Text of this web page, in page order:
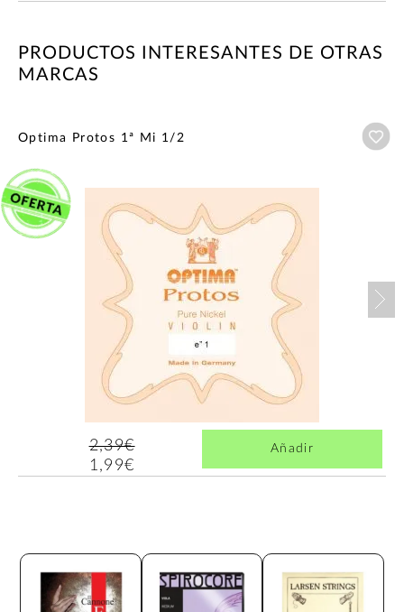
PRODUCTOS INTERESANTES DE OTRAS
MARCAS
Optima Protos 1ª Mi 1/2
2,39€
1,99€
Añadir